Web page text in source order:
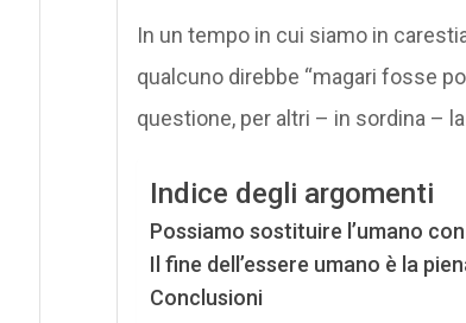
In un tempo in cui siamo in
qualcuno direbbe “magari fosse
questione, per altri – in sordina –
Indice degli argomenti
Possiamo sostituire l’umano
Il fine dell’essere umano è la
Conclusioni